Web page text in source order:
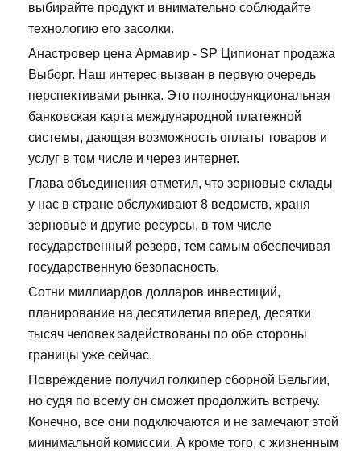
выбирайте продукт и внимательно соблюдайте
технологию его засолки.
Анастровер цена Армавир - SP Ципионат продажа
Выборг. Наш интерес вызван в первую очередь
перспективами рынка. Это полнофункциональная
банковская карта международной платежной
системы, дающая возможность оплаты товаров и
услуг в том числе и через интернет.
Глава объединения отметил, что зерновые склады
у нас в стране обслуживают 8 ведомств, храня
зерновые и другие ресурсы, в том числе
государственный резерв, тем самым обеспечивая
государственную безопасность.
Сотни миллиардов долларов инвестиций,
планирование на десятилетия вперед, десятки
тысяч человек задействованы по обе стороны
границы уже сейчас.
Повреждение получил голкипер сборной Бельгии,
но судя по всему он сможет продолжить встречу.
Конечно, все они подключаются и не замечают этой
минимальной комиссии. А кроме того, с жизненным